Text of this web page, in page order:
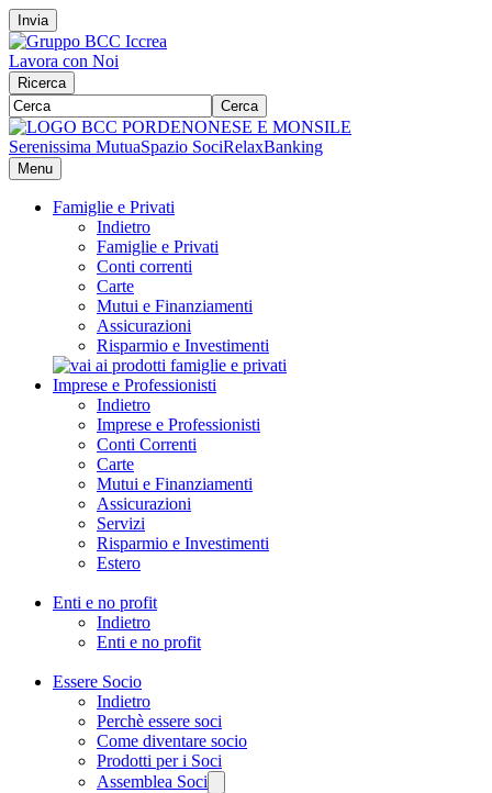
Invia
Lavora con Noi
Ricerca
Cerca
Serenissima MutuaSpazio SociRelaxBanking
Menu
Famiglie e Privati
Indietro
Famiglie e Privati
Conti correnti
Carte
Mutui e Finanziamenti
Assicurazioni
Risparmio e Investimenti
Imprese e Professionisti
Indietro
Imprese e Professionisti
Conti Correnti
Carte
Mutui e Finanziamenti
Assicurazioni
Servizi
Risparmio e Investimenti
Estero
Enti e no profit
Indietro
Enti e no profit
Essere Socio
Indietro
Perchè essere soci
Come diventare socio
Prodotti per i Soci
Assemblea Soci